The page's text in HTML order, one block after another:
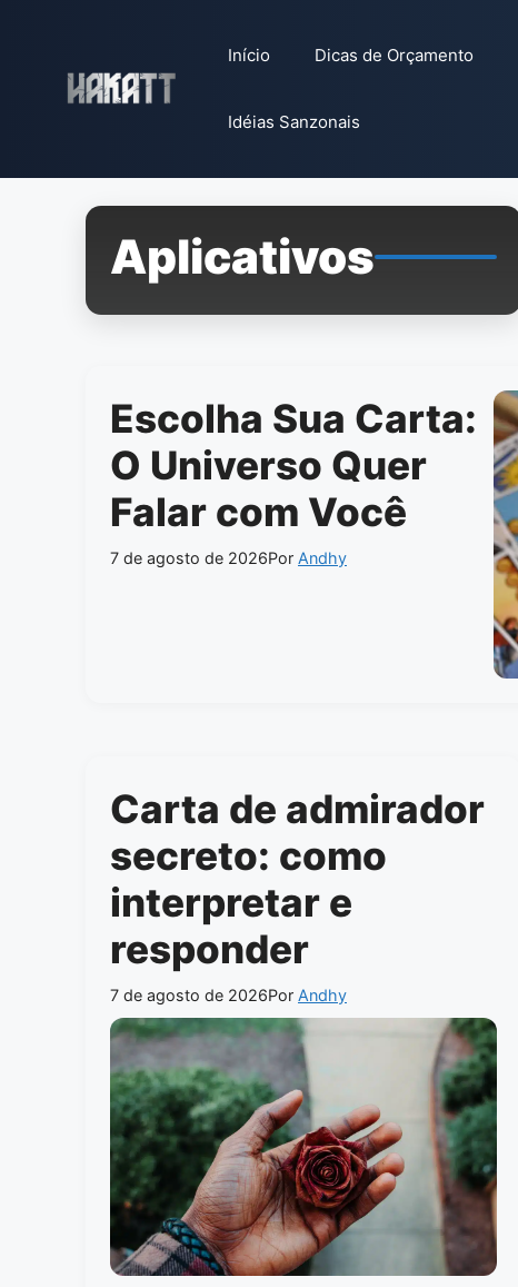
conteúdo
Início Dicas de Orçamento
Idéias Sanzonais
Aplicativos
Escolha Sua Carta:
O Universo Quer
Falar com Você
7 de agosto de 2026Por Andhy
Carta de admirador
secreto: como
interpretar e
responder
7 de agosto de 2026Por Andhy